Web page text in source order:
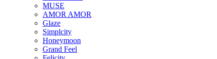
MUSE
AMOR AMOR
Glaze
Simplcity
Honeymoon
Grand Feel